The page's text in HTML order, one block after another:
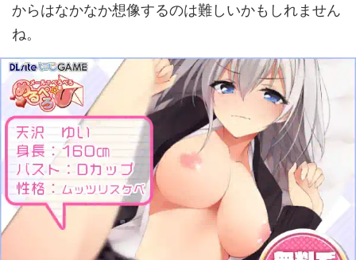
からはなかなか想像するのは難しいかもしれません
ね。